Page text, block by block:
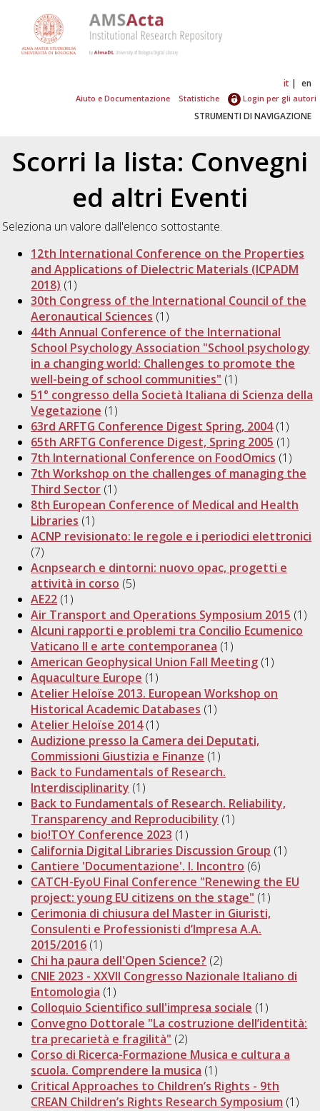
it en
Aiuto e Documentazione Statistiche Login per gli autori
STRUMENTI DI NAVIGAZIONE
Scorri la lista: Convegni
ed altri Eventi
Seleziona un valore dall'elenco sottostante.
12th International Conference on the Properties
and Applications of Dielectric Materials (ICPADM
2018) (1)
30th Congress of the International Council of the
Aeronautical Sciences (1)
44th Annual Conference of the International
School Psychology Association "School psychology
in a changing world: Challenges to promote the
well-being of school communities" (1)
51° congresso della Società Italiana di Scienza della
Vegetazione (1)
63rd ARFTG Conference Digest Spring, 2004(1)
65th ARFTG Conference Digest, Spring 2005 (1)
7th International Conference on FoodOmics (1)
7th Workshop on the challenges of managing the
Third Sector (1)
8th European Conference of Medical and Health
Libraries (1)
ACNP revisionato: le regole e i periodici elettronici
(7)
Acnpsearch e dintorni: nuovo opac, progetti e
attività in corso (5)
AE22 (1)
Air Transport and Operations Symposium 2015 (1)
Alcuni rapporti e problemi tra Concilio Ecumenico
Vaticano II e arte contemporanea (1)
American Geophysical Union Fall Meeting (1)
Aquaculture Europe (1)
Atelier Heloïse 2013. European Workshop on
Historical Academic Databases (1)
Atelier Heloïse 2014(1)
Audizione presso la Camera dei Deputati,
Commissioni Giustizia e Finanze (1)
Back to Fundamentals of Research.
Interdisciplinarity (1)
Back to Fundamentals of Research. Reliability,
Transparency and Reproducibility (1)
bio!TOY Conference 2023 (1)
California Digital Libraries Discussion Group (1)
Cantiere 'Documentazione'. I. Incontro (6)
CATCH-EyoU Final Conference "Renewing the EU
project: young EU citizens on the stage" (1)
Cerimonia di chiusura del Master in Giuristi,
Consulenti e Professionisti d’Impresa A.A.
2015/2016 (1)
Chi ha paura dell'Open Science? (2)
CNIE 2023 - XXVII Congresso Nazionale Italiano di
Entomologia (1)
Colloquio Scientifico sull'impresa sociale (1)
Convegno Dottorale "La costruzione dell’identità:
tra precarietà e fragilità" (2)
Corso di Ricerca-Formazione Musica e cultura a
scuola. Comprendere la musica (1)
Critical Approaches to Children’s Rights - 9th
CREAN Children’s Rights Research Symposium (1)